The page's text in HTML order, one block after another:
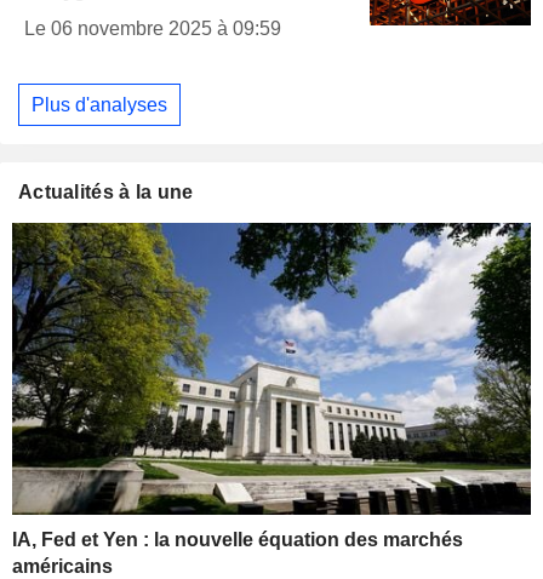
Le 06 novembre 2025 à 09:59
Plus d'analyses
Actualités à la une
IA, Fed et Yen : la nouvelle équation des marchés
américains